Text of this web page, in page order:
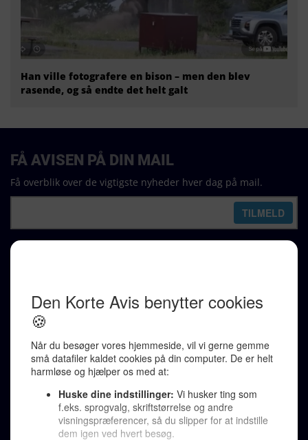
Han ville fotografere en bison – men den blev
rasende, og så endte det helt galt
Karen Jespersen
Redaktionen kontaktes via mail til
redaktion@denkorteavis.dk
Telefonsvarer 20 30 10 96
Von Ostensgade 22, 2791 Dragør
LINKS
Tidligere aviser >
FÅ AVISEN PÅ DIN MAIL
Få overblik over de vigtigste nyheder hver dag på mail.